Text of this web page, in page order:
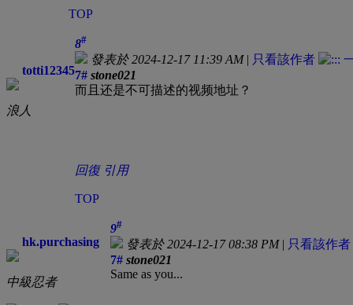
TOP
totti12345
浪人
8#
發表於 2024-12-17 11:39 AM| 只看該作者
7# stone021
而且还是不可描述的视频地址？
回復 引用
TOP
hk.purchasing
中級忍者
9#
發表於 2024-12-17 08:38 PM| 只看該作者
7# stone021
Same as you...